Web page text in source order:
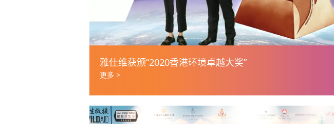
雅仕维获颁“2020香港环境卓越大奖”
更多 >